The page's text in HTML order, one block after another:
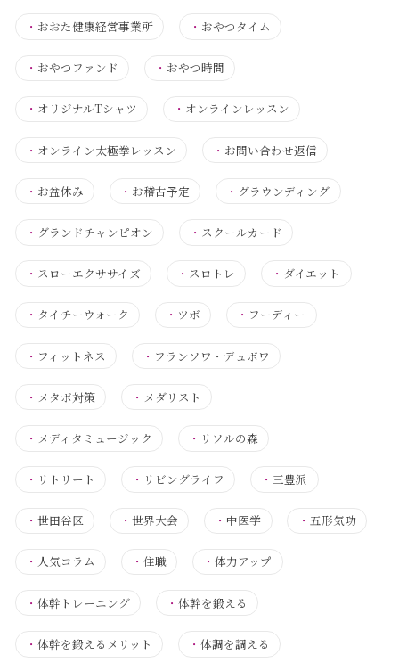
・ おおた健康経営事業所 ・ おやつタイム
・ おやつファンド ・ おやつ時間
・ オリジナルTシャツ ・ オンラインレッスン
・ オンライン太極拳レッスン ・ お問い合わせ返信
・ お盆休み ・ お稽古予定 ・ グラウンディング
・ グランドチャンピオン ・ スクールカード
・ スローエクササイズ ・ スロトレ ・ ダイエット
・ タイチーウォーク ・ ツボ ・ フーディー
・ フィットネス ・ フランソワ・デュボワ
・ メタボ対策 ・ メダリスト
・ メディタミュージック ・ リソルの森
・ リトリート ・ リビングライフ ・三豊派
・ 世田谷区 ・世界大会 ・ 中医学 ・ 五形気功
・ 人気コラム ・住職 ・体力アップ
・ 体幹トレーニング ・体幹を鍛える
・ 体幹を鍛えるメリット ・体調を調える